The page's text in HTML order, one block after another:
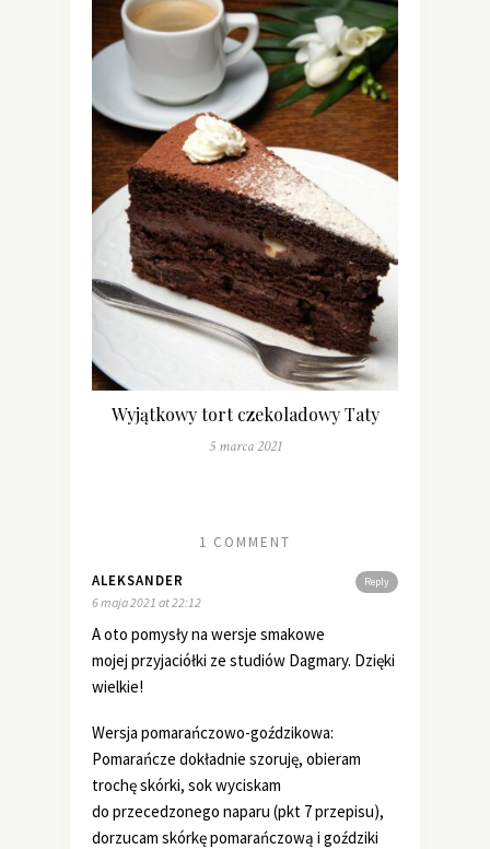
Wyjątkowy tort czekoladowy Taty
5 marca 2021
1 COMMENT
Reply
ALEKSANDER
6 maja 2021 at 22:12
A oto pomysły na wersje smakowe
mojej przyjaciółki ze studiów Dagmary. Dzięki
wielkie!
Wersja pomarańczowo-goździkowa:
Pomarańcze dokładnie szoruję, obieram
trochę skórki, sok wyciskam
do przecedzonego naparu (pkt 7 przepisu),
dorzucam skórkę pomarańczową i goździki